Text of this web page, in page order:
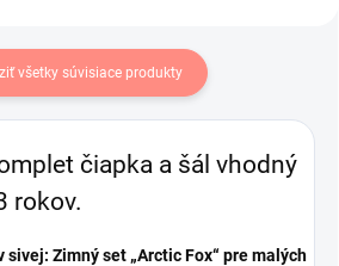
všetky súvisiace produkty
čiapka a šál vhodný
rokov.
sivej: Zimný set „Arctic Fox“ pre malých